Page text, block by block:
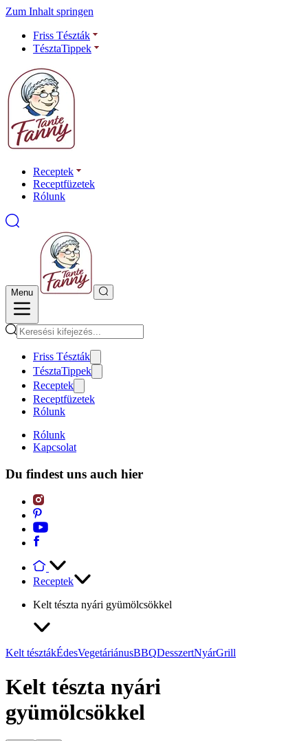
Zum Inhalt springen
Friss Tészták
TésztaTippek
Receptek
Receptfüzetek
Rólunk
Menu
Friss Tészták
TésztaTippek
Receptek
Receptfüzetek
Rólunk
Rólunk
Kapcsolat
Du findest uns auch hier
Receptek
Kelt tészta nyári gyümölcsökkel
Kelt tésztákÉdesVegetáriánusBBQDesszertNyárGrill
Kelt tészta nyári
gyümölcsökkel